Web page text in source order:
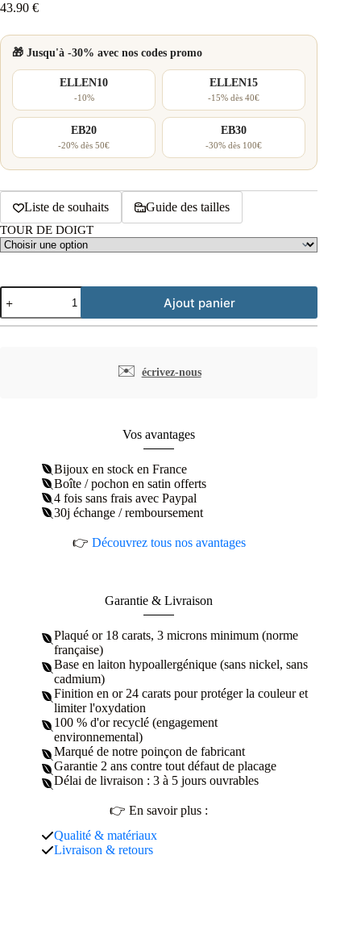
43.90 €
🎁 Jusqu'à -30% avec nos codes promo
ELLEN10
-10%
ELLEN15
-15% dès 40€
EB20
-20% dès 50€
EB30
-30% dès 100€
Liste de souhaits Guide des tailles
TOUR DE DOIGT
quantité
de
Bague
Ajout panier
✉️ écrivez-nous
Vos avantages
Bijoux en stock en France
Boîte / pochon en satin offerts
4 fois sans frais avec Paypal
30j échange / remboursement
👉 Découvrez tous nos avantages
Garantie & Livraison
Plaqué or 18 carats, 3 microns minimum (norme
française)
Base en laiton hypoallergénique (sans nickel, sans
cadmium)
Finition en or 24 carats pour protéger la couleur et
limiter l'oxydation
100 % d'or recyclé (engagement
environnemental)
Marqué de notre poinçon de fabricant
Garantie 2 ans contre tout défaut de placage
Délai de livraison : 3 à 5 jours ouvrables
👉 En savoir plus :
Qualité & matériaux
Livraison & retours